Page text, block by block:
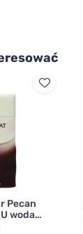
Pecan
woda